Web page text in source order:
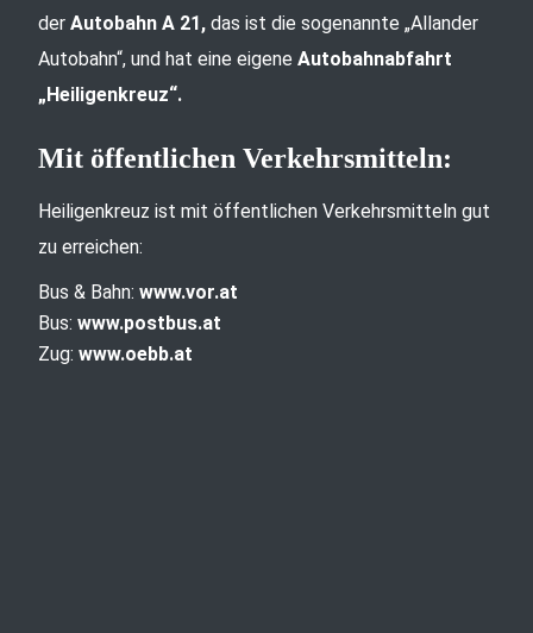
der Autobahn A 21, das ist die sogenannte „Allander
Autobahn“, und hat eine eigene Autobahnabfahrt
„Heiligenkreuz“.
Mit öffentlichen Verkehrsmitteln:
Heiligenkreuz ist mit öffentlichen Verkehrsmitteln gut
zu erreichen:
Bus & Bahn: www.vor.at
Bus: www.postbus.at
Zug: www.oebb.at